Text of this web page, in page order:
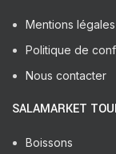
Mentions légales
Politique de
Nous contacter
SALAMARKET
Boissons